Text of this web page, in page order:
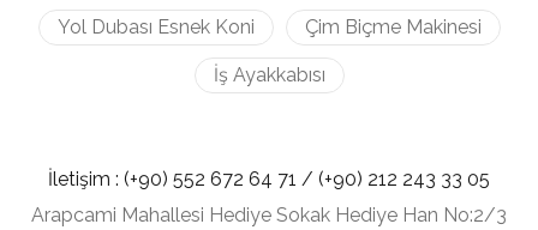
Yol Dubası Esnek Koni Çim Biçme Makinesi
İş Ayakkabısı
İletişim : (+90) 552 672 64 71 / (+90) 212 243 33 05
Arapcami Mahallesi Hediye Sokak Hediye Han No:2/3